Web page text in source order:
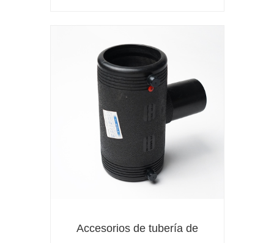
Accesorios de tubería de